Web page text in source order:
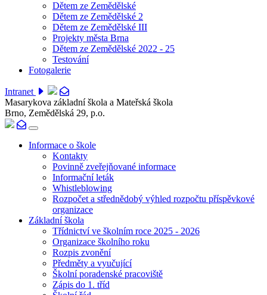
Dětem ze Zemědělské
Dětem ze Zemědělské 2
Dětem ze Zemědělské III
Projekty města Brna
Dětem ze Zemědělské 2022 - 25
Testování
Fotogalerie
Intranet
Masarykova základní škola a Mateřská škola
Brno, Zemědělská 29, p.o.
Informace o škole
Kontakty
Povinně zveřejňované informace
Informační leták
Whistleblowing
Rozpočet a střednědobý výhled rozpočtu příspěvkové
organizace
Základní škola
Třídnictví ve školním roce 2025 - 2026
Organizace školního roku
Rozpis zvonění
Předměty a vyučující
Školní poradenské pracoviště
Zápis do 1. tříd